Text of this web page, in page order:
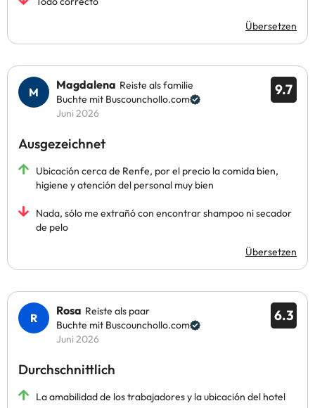
Übersetzen
9.7
Magdalena Reiste als familie
Buchte mit Buscounchollo.com
Juni 2026
Ausgezeichnet
Ubicación cerca de Renfe, por el precio la comida bien,
higiene y atención del personal muy bien
Nada, sólo me extrañó con encontrar shampoo ni secador
de pelo
Übersetzen
6.3
Rosa Reiste als paar
Buchte mit Buscounchollo.com
Juni 2026
Durchschnittlich
La amabilidad de los trabajadores y la ubicación del hotel